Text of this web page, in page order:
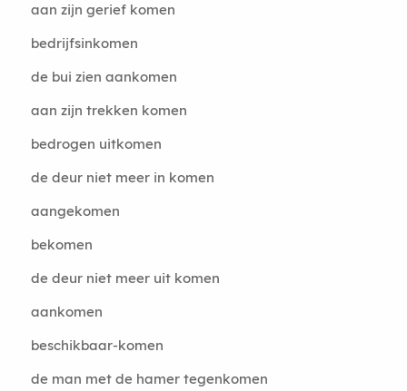
aan zijn gerief komen
bedrijfsinkomen
de bui zien aankomen
aan zijn trekken komen
bedrogen uitkomen
de deur niet meer in komen
aangekomen
bekomen
de deur niet meer uit komen
aankomen
beschikbaar-komen
de man met de hamer tegenkomen